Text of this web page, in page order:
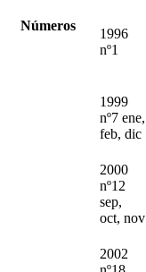
Números
1996
nº1
1999
nº7 ene,
feb, dic
2000
nº12
sep,
oct, nov
2002